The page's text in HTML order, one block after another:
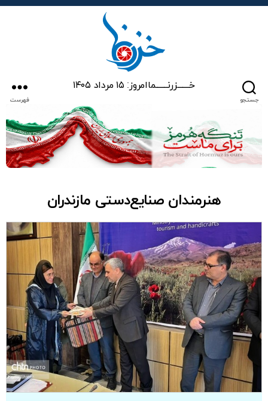
جستجو
خـــــــزرنـــــــماامروز: ۱۵ مرداد ۱۴۰۵
فهرست
هنرمندان صنایع‌دستی مازندران